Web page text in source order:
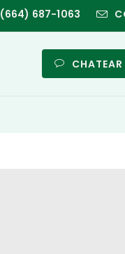
(664) 687-1063